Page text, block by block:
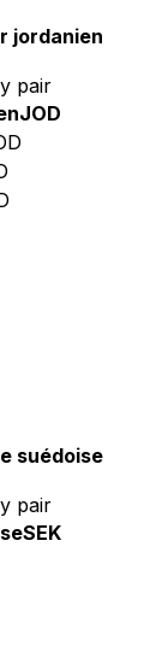
jordanien
pair
JOD
suédoise
pair
SEK